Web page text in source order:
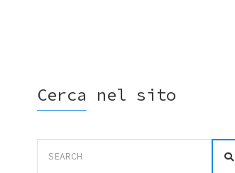
Cerca nel sito
for: